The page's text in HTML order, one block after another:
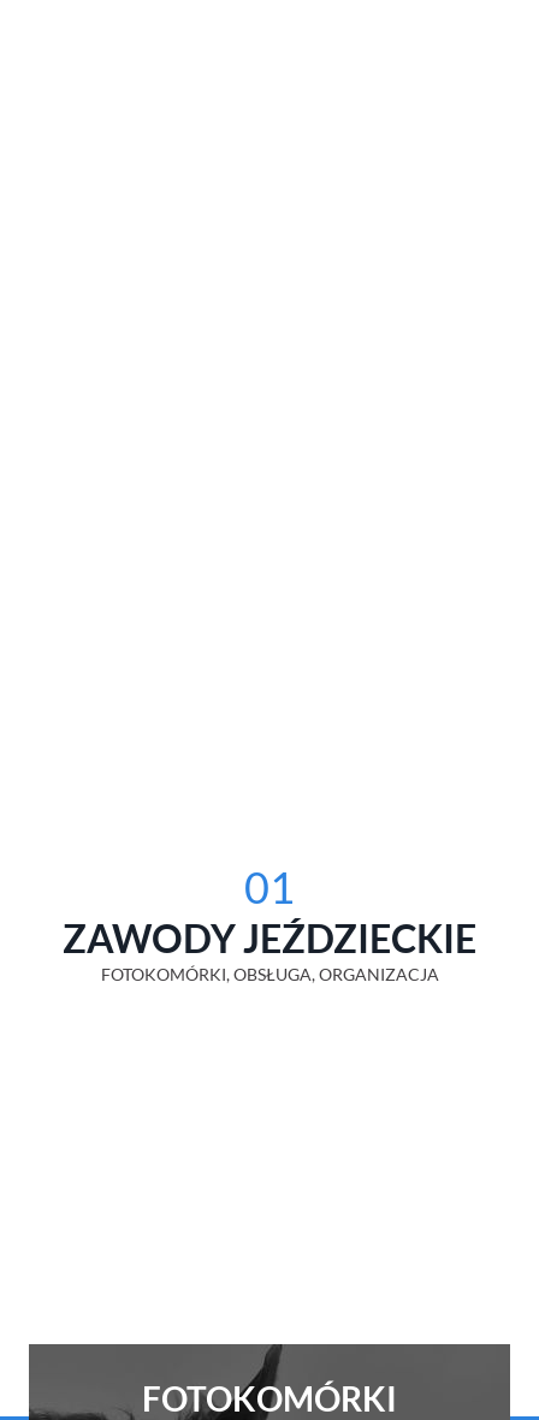
01
ZAWODY JEŹDZIECKIE
FOTOKOMÓRKI, OBSŁUGA, ORGANIZACJA
FOTOKOMÓRKI